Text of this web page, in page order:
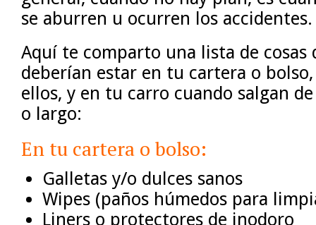
se aburren u ocurren los accidentes.
Aquí te comparto una lista de cosas
deberían estar en tu cartera o
ellos, y en tu carro cuando salgan
o largo:
En tu cartera o bolso:
Galletas y/o dulces sanos
Wipes (paños húmedos para
Liners o protectores de inodoro